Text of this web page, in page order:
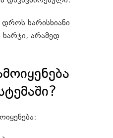
ხარისხიანი
ხარჯი, არამედ